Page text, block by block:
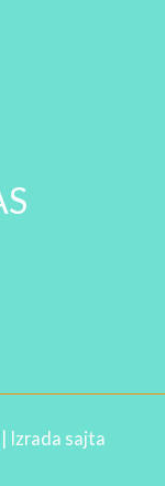
Izrada sajta